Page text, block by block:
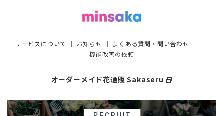
サービスについて ｜ お知らせ ｜ よくある質問・問い合わせ ｜
機能改善の依頼
オーダーメイド花通販 Sakaseru select_window